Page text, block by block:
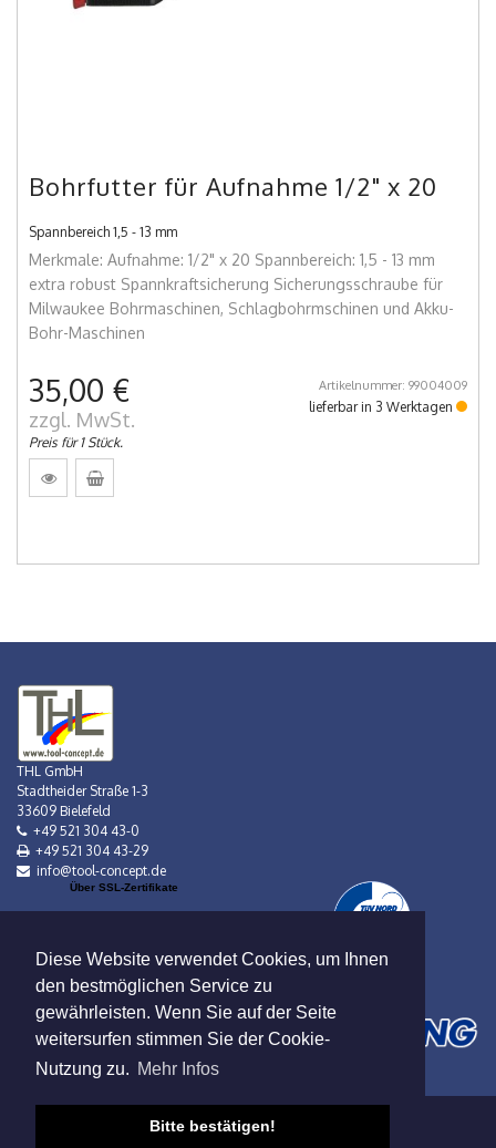
Diese Website verwendet Cookies, um Ihnen
den bestmöglichen Service zu
gewährleisten. Wenn Sie auf der Seite
weitersurfen stimmen Sie der Cookie-
Nutzung zu. Mehr Infos
Bitte bestätigen!
Bohrfutter für Aufnahme 1/2" x 20
Spannbereich 1,5 - 13 mm
Merkmale: Aufnahme: 1/2" x 20 Spannbereich: 1,5 - 13 mm
extra robust Spannkraftsicherung Sicherungsschraube für
Milwaukee Bohrmaschinen, Schlagbohrmschinen und Akku-
Bohr-Maschinen
35,00 €
zzgl. MwSt.
Preis für 1 Stück.
Artikelnummer: 99004009
lieferbar in 3 Werktagen
THL GmbH
Stadtheider Straße 1-3
33609 Bielefeld
+49 521 304 43-0
+49 521 304 43-29
info@tool-concept.de
Über SSL-Zertifikate
Verkauf nur an Gewerbebetreibende!